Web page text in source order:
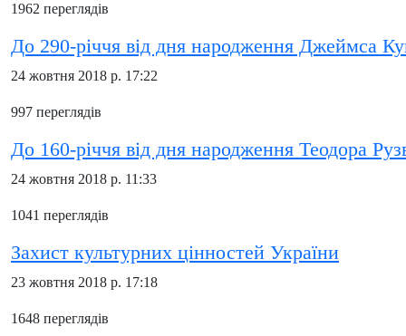
1962 переглядів
До 290-річчя від дня народження Джеймса
24 жовтня 2018 р. 17:22
997 переглядів
До 160-річчя від дня народження Теодора
24 жовтня 2018 р. 11:33
1041 переглядів
Захист культурних цінностей України
23 жовтня 2018 р. 17:18
1648 переглядів